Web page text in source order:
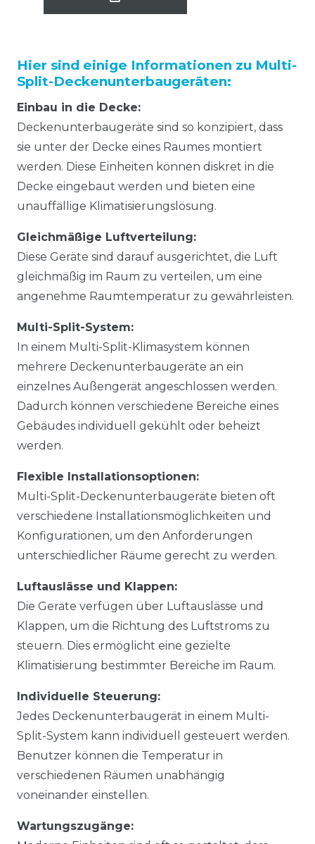
Hier sind einige Informationen zu Multi-
Split-Deckenunterbaugeräten:
Einbau in die Decke:
Deckenunterbaugeräte sind so konzipiert, dass
sie unter der Decke eines Raumes montiert
werden. Diese Einheiten können diskret in die
Decke eingebaut werden und bieten eine
unauffällige Klimatisierungslösung.
Gleichmäßige Luftverteilung:
Diese Geräte sind darauf ausgerichtet, die Luft
gleichmäßig im Raum zu verteilen, um eine
angenehme Raumtemperatur zu gewährleisten.
Multi-Split-System:
In einem Multi-Split-Klimasystem können
mehrere Deckenunterbaugeräte an ein
einzelnes Außengerät angeschlossen werden.
Dadurch können verschiedene Bereiche eines
Gebäudes individuell gekühlt oder beheizt
werden.
Flexible Installationsoptionen:
Multi-Split-Deckenunterbaugeräte bieten oft
verschiedene Installationsmöglichkeiten und
Konfigurationen, um den Anforderungen
unterschiedlicher Räume gerecht zu werden.
Luftauslässe und Klappen:
Die Geräte verfügen über Luftauslässe und
Klappen, um die Richtung des Luftstroms zu
steuern. Dies ermöglicht eine gezielte
Klimatisierung bestimmter Bereiche im Raum.
Individuelle Steuerung:
Jedes Deckenunterbaugerät in einem Multi-
Split-System kann individuell gesteuert werden.
Benutzer können die Temperatur in
verschiedenen Räumen unabhängig
voneinander einstellen.
Wartungszugänge: